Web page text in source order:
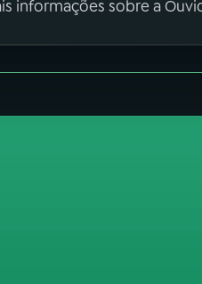
informações sobre a